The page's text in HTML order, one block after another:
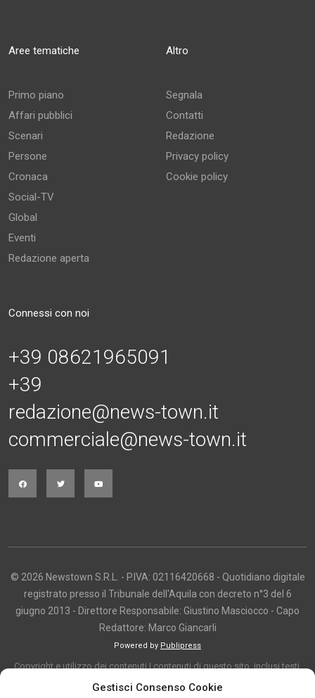
Gestisci Consenso Cookie
Aree tematiche
Primo piano
Affari pubblici
Scenari
Persone
Cronaca
Social-TV
Global
Eventi
Redazione aperta
Altro
Segnala
Contatti
Redazione
Privacy policy
Cookie policy
Connessi con noi
+39 08621965091
+39
redazione@news-town.it
commerciale@news-town.it
© 2026 Newstown S.R.L. - P.IVA: 02116420668 - Quotidiano digitale
registrato presso il Tribunale dell'Aquila con decreto n°3 del 6
giugno 2013 - Direttore Responsabile: Giustino Masciocco - Capo
Redattore: Marco Giancarli
Powered by Publipress
Copyright e utilizzo dei contenuti I contenuti di questo sito, inclusi testi,
articoli, immagini, fotografie, video e grafica, sono protetti da copyright e